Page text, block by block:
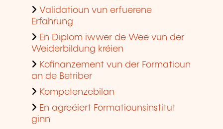
Validatioun vun erfuerene
Erfahrung
En Diplom iwwer de Wee vun der
Weiderbildung kréien
Kofinanzement vun der Formatioun
an de Betriber
Kompetenzebilan
En agreéiert Formatiounsinstitut
ginn